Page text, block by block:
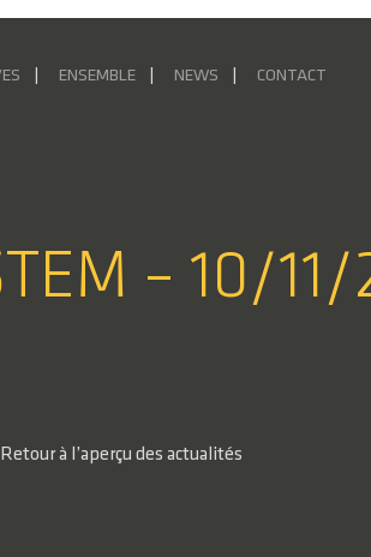
ENSEMBLE NEWS CONTACT
– 10/11/
Retour à l’aperçu des actualités